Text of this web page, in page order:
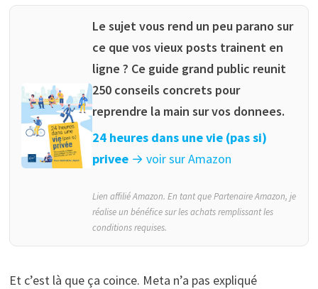
Le sujet vous rend un peu parano sur
ce que vos vieux posts trainent en
ligne ? Ce guide grand public reunit
250 conseils concrets pour
reprendre la main sur vos donnees.
24 heures dans une vie (pas si)
privee → voir sur Amazon
Lien affilié Amazon. En tant que Partenaire Amazon, je
réalise un bénéfice sur les achats remplissant les
conditions requises.
Et c’est là que ça coince. Meta n’a pas expliqué